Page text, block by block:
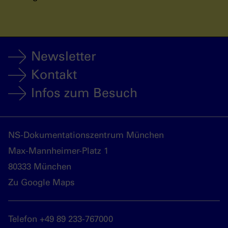
Newsletter
Kontakt
Infos zum Besuch
NS-Dokumentationszentrum München
Max-Mannheimer-Platz 1
80333 München
Zu Google Maps
Telefon +49 89 233-767000